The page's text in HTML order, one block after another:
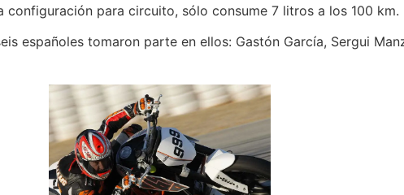
para circuito, sólo consume 7 litros a los 100 km.
españoles tomaron parte en ellos: Gastón García, Sergui